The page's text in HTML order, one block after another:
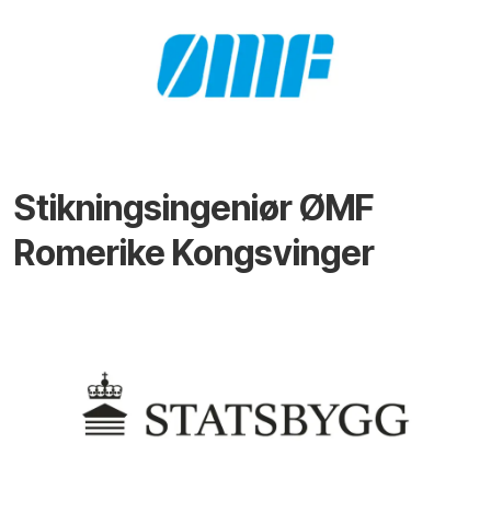
Stikningsingeniør ØMF
Romerike Kongsvinger